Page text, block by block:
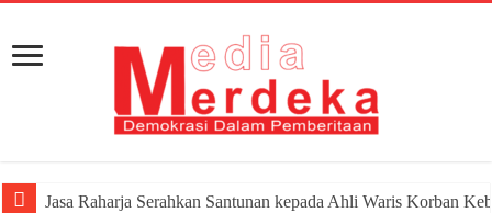
Jasa Raharja Serahkan Santunan kepada Ahli Waris Korban